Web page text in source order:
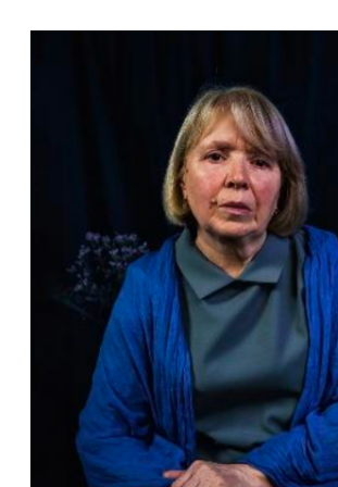
2023 – Stanford, Washington. /
2023 – Sweden / Rikstolvan Gallery
Mad World / Personal exhibition
2023 – Berlin / You know that you
/ MOMENTUM. Berlin / Exhibition
2023 – Moldova. Kishinev /
Exhibition
2022 – Eastern Connecticut State /
of the University / Exhibition
2022 – Fridman Gallery New York
War / Exhibition